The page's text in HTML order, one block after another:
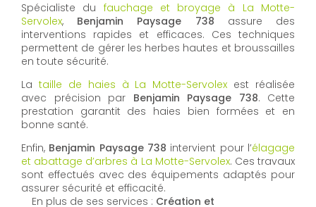
Spécialiste du fauchage et broyage à La Motte-
Servolex, Benjamin Paysage 738 assure des
interventions rapides et efficaces. Ces techniques
permettent de gérer les herbes hautes et broussailles
en toute sécurité.
La taille de haies à La Motte-Servolex est réalisée
avec précision par Benjamin Paysage 738. Cette
prestation garantit des haies bien formées et en
bonne santé.
Enfin, Benjamin Paysage 738 intervient pour l’élagage
et abattage d’arbres à La Motte-Servolex. Ces travaux
sont effectués avec des équipements adaptés pour
assurer sécurité et efficacité.
En plus de ses services : Création et